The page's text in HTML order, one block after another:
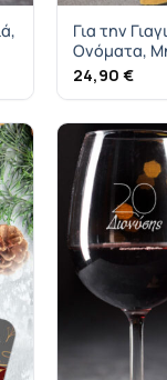
Για την
Ονόματα,
24,90 €